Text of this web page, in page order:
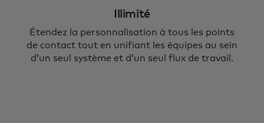
Illimité
Étendez la personnalisation à tous les points
de contact tout en unifiant les équipes au sein
d’un seul système et d’un seul flux de travail.